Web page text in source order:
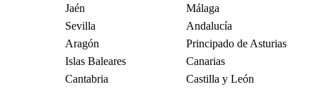
Jaén
Málaga
Sevilla
Andalucía
Aragón
Principado de Asturias
Islas Baleares
Canarias
Cantabria
Castilla y León